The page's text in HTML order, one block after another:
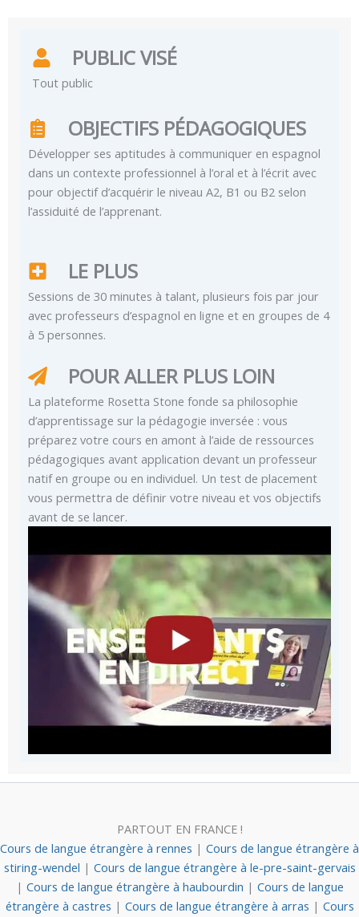
PUBLIC VISÉ
Tout public
OBJECTIFS PÉDAGOGIQUES
Développer ses aptitudes à communiquer en espagnol
dans un contexte professionnel à l’oral et à l’écrit avec
pour objectif d’acquérir le niveau A2, B1 ou B2 selon
l’assiduité de l’apprenant.
LE PLUS
Sessions de 30 minutes à talant, plusieurs fois par jour
avec professeurs d’espagnol en ligne et en groupes de 4
à 5 personnes.
POUR ALLER PLUS LOIN
La plateforme Rosetta Stone fonde sa philosophie
d’apprentissage sur la pédagogie inversée : vous
préparez votre cours en amont à l’aide de ressources
pédagogiques avant application devant un professeur
natif en groupe ou en individuel. Un test de placement
vous permettra de définir votre niveau et vos objectifs
avant de se lancer.
PARTOUT EN FRANCE !
Cours de langue étrangère à rennes | Cours de langue étrangère à
stiring-wendel | Cours de langue étrangère à le-pre-saint-gervais
| Cours de langue étrangère à haubourdin | Cours de langue
étrangère à castres | Cours de langue étrangère à arras | Cours